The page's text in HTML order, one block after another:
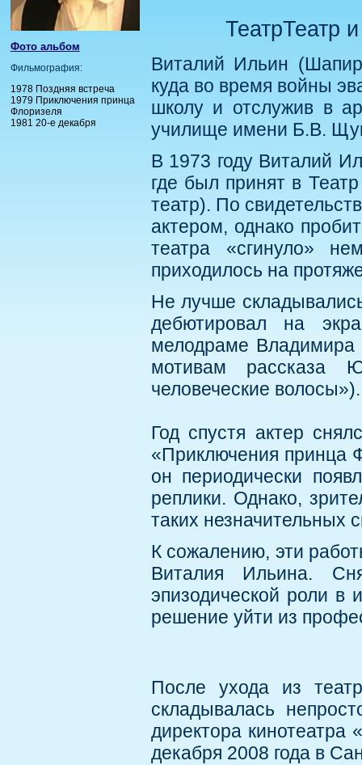
Фото альбом
Фильмография:
1978 Поздняя встреча
1979 Приключения принца
Флоризеля
1981 20-е декабря
ТеатрТеатр
Виталий Ильин
куда во время войны
школу и отслужив в
училище имени Б.В.
В 1973 году Виталий
где был принят в
театр). По
актером, однако
театра «сгинуло»
приходилось на
Не лучше
дебютировал на
мелодраме Владимира
мотивам рассказа
человеческие волосы»).
Год спустя актер
«Приключения принца
он периодически
реплики. Однако,
таких незначительных
К сожалению, эти
Виталия Ильина.
эпизодической роли в
решение уйти из
После ухода из
складывалась
директора кинотеатра
декабря 2008 года в